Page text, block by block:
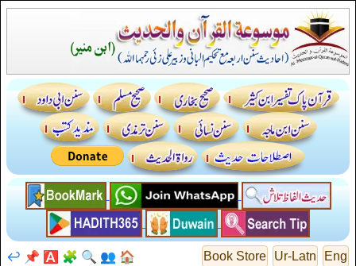
Eng
Ur-Latn
Book Store
🏠
👥
🔍
🧩
🅰️
📌
↩️